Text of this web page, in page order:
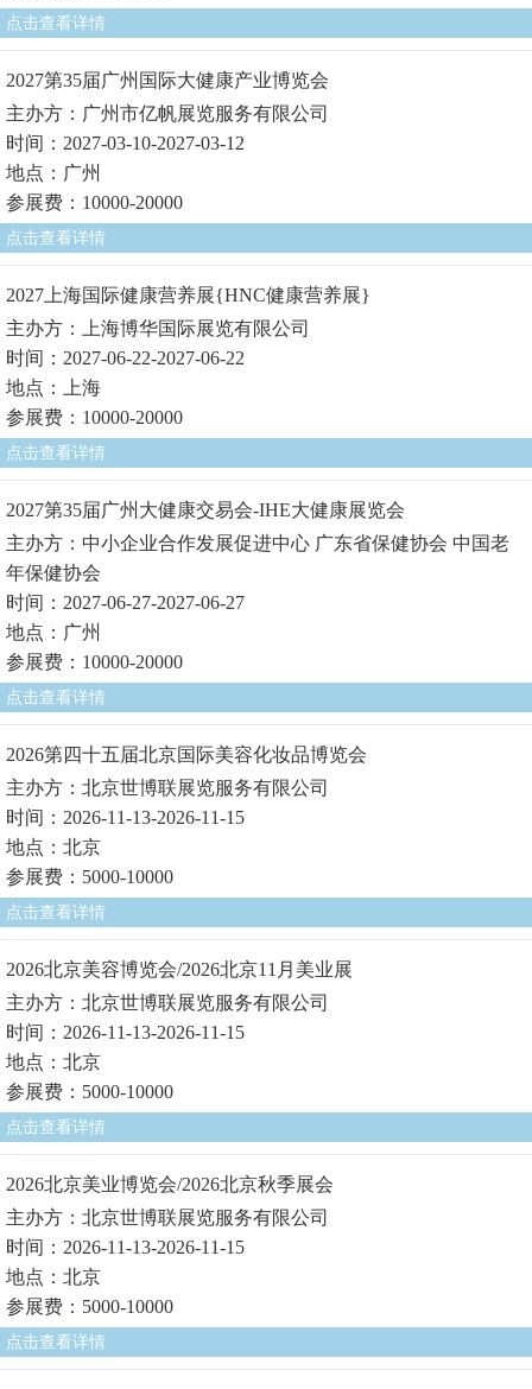
点击查看详情
2027第35届广州国际大健康产业博览会
主办方：广州市亿帆展览服务有限公司
时间：2027-03-10-2027-03-12
地点：广州
参展费：10000-20000
点击查看详情
2027上海国际健康营养展{HNC健康营养展}
主办方：上海博华国际展览有限公司
时间：2027-06-22-2027-06-22
地点：上海
参展费：10000-20000
点击查看详情
2027第35届广州大健康交易会-IHE大健康展览会
主办方：中小企业合作发展促进中心 广东省保健协会 中国老
年保健协会
时间：2027-06-27-2027-06-27
地点：广州
参展费：10000-20000
点击查看详情
2026第四十五届北京国际美容化妆品博览会
主办方：北京世博联展览服务有限公司
时间：2026-11-13-2026-11-15
地点：北京
参展费：5000-10000
点击查看详情
2026北京美容博览会/2026北京11月美业展
主办方：北京世博联展览服务有限公司
时间：2026-11-13-2026-11-15
地点：北京
参展费：5000-10000
点击查看详情
2026北京美业博览会/2026北京秋季展会
主办方：北京世博联展览服务有限公司
时间：2026-11-13-2026-11-15
地点：北京
参展费：5000-10000
点击查看详情